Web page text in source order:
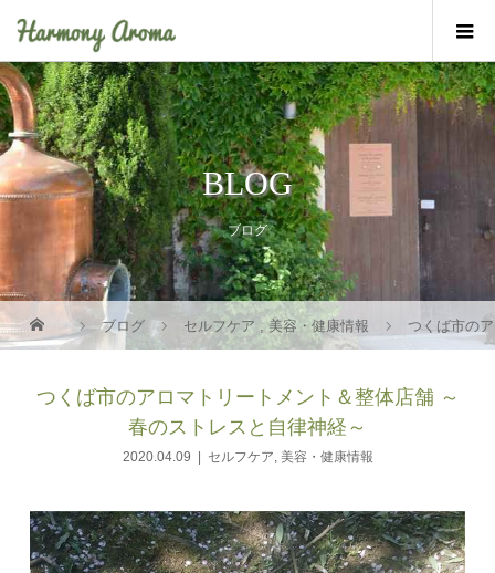
BLOG
ブログ
ブログ セルフケア ,美容・健康情報 つくば市の
つくば市のアロマトリートメント＆整体店舗 ～
春のストレスと自律神経～
2020.04.09 セルフケア, 美容・健康情報